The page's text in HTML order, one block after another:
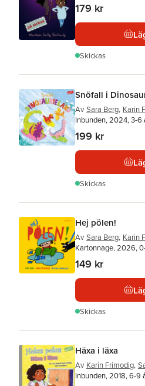
179 kr
Skickas
Snöfall i
Av Sara Berg, Karin
Inbunden, 2024, 3-6
199 kr
Skickas
Hej pölen!
Av Sara Berg, Karin
Kartonnage, 2026,
149 kr
Skickas
Häxa i läxa
Av Karin Frimodig,
Inbunden, 2018, 6-9